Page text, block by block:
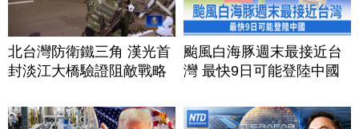
北台灣防衛鐵三角 漢光首
封淡江大橋驗證阻敵戰略
颱風白海豚週末最接近台
灣 最快9日可能登陸中國